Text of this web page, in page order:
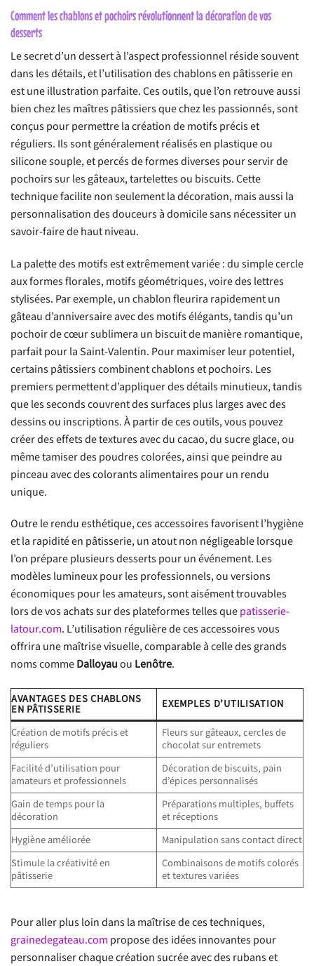
Comment les chablons et pochoirs révolutionnent la décoration de vos
desserts
Le secret d’un dessert à l’aspect professionnel réside souvent
dans les détails, et l’utilisation des chablons en pâtisserie en
est une illustration parfaite. Ces outils, que l’on retrouve aussi
bien chez les maîtres pâtissiers que chez les passionnés, sont
conçus pour permettre la création de motifs précis et
réguliers. Ils sont généralement réalisés en plastique ou
silicone souple, et percés de formes diverses pour servir de
pochoirs sur les gâteaux, tartelettes ou biscuits. Cette
technique facilite non seulement la décoration, mais aussi la
personnalisation des douceurs à domicile sans nécessiter un
savoir-faire de haut niveau.
La palette des motifs est extrêmement variée : du simple cercle
aux formes florales, motifs géométriques, voire des lettres
stylisées. Par exemple, un chablon fleurira rapidement un
gâteau d’anniversaire avec des motifs élégants, tandis qu’un
pochoir de cœur sublimera un biscuit de manière romantique,
parfait pour la Saint-Valentin. Pour maximiser leur potentiel,
certains pâtissiers combinent chablons et pochoirs. Les
premiers permettent d’appliquer des détails minutieux, tandis
que les seconds couvrent des surfaces plus larges avec des
dessins ou inscriptions. À partir de ces outils, vous pouvez
créer des effets de textures avec du cacao, du sucre glace, ou
même tamiser des poudres colorées, ainsi que peindre au
pinceau avec des colorants alimentaires pour un rendu
unique.
Outre le rendu esthétique, ces accessoires favorisent l’hygiène
et la rapidité en pâtisserie, un atout non négligeable lorsque
l’on prépare plusieurs desserts pour un événement. Les
modèles lumineux pour les professionnels, ou versions
économiques pour les amateurs, sont aisément trouvables
lors de vos achats sur des plateformes telles quepatisserie-
latour.com. L’utilisation régulière de ces accessoires vous
offrira une maîtrise visuelle, comparable à celle des grands
noms commeDalloyauou Lenôtre.
AVANTAGES DES CHABLONS
EN PÂTISSERIE EXEMPLES D’UTILISATION
Création de motifs précis et
réguliers
Fleurs sur gâteaux, cercles de
chocolat sur entremets
Facilité d’utilisation pour
amateurs et professionnels
Décoration de biscuits, pain
d’épices personnalisés
Gain de temps pour la
décoration
Préparations multiples, buffets
et réceptions
Hygiène améliorée
Manipulation sans contact direct
Stimule la créativité en
pâtisserie
Combinaisons de motifs colorés
et textures variées
Pour aller plus loin dans la maîtrise de ces techniques,
grainedegateau.com propose des idées innovantes pour
personnaliser chaque création sucrée avec des rubans et